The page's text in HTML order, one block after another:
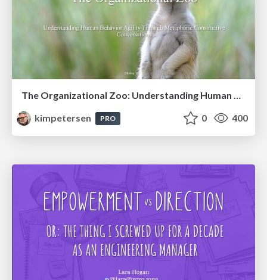
The Organizational Zoo: Understanding Human Behavior Agility Through Metaphoric Constructive Conversations (based on the works of Arthur Shelley, Ph.D)
kimpetersen
PRO 0 400